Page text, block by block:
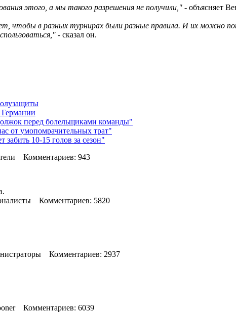
этого, а мы такого разрешения не получили," - объясняет
чтобы в разных турнирах были разные правила. И их можно
- сказал он.
перед болельщиками команды"
от умопомрачительных трат"
10-15 голов за сезон"
Комментариев: 943
Комментариев: 5820
Комментариев: 2937
Комментариев: 6039